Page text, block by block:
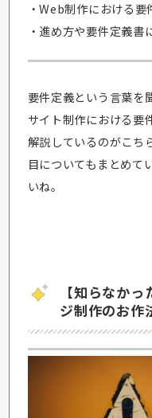
・Web制作における
・進め方や要件定義書
要件定義という言葉を
サイト制作における要
解説しているのがこち
目についてもまとめて
いね。
【知らなか
ジ制作のお作